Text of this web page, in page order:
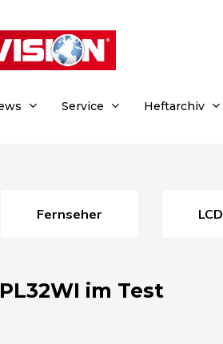
Service Heftarchiv
Fernseher
im Test